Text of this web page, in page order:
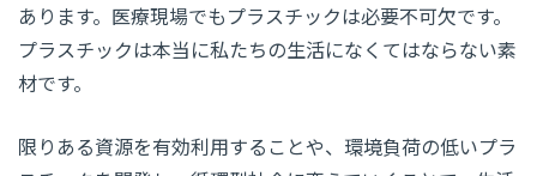
あります。医療現場でもプラスチックは必要不可欠です。
プラスチックは本当に私たちの生活になくてはならない素
材です。
限りある資源を有効利用することや、環境負荷の低いプラ